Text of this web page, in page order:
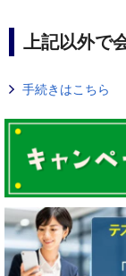
上記以外で
手続きはこちら